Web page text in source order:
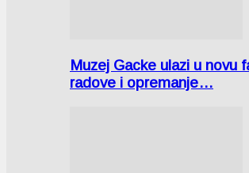
Muzej Gacke ulazi u novu
radove i opremanje…